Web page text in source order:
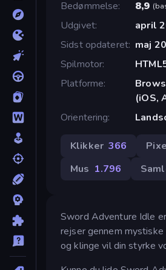
Bedømmelse
8,9 (
Udgivet
april
Sidst opdateret maj
Spilmotor
Platforme
(iOS,
Orientering
Klikker 366
Mus 1.796
Sword Adventure Idle
rejser gennem
og klinge vil din styrke